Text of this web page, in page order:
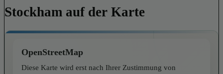
Stockham auf der Karte
OpenStreetMap
Diese Karte wird erst nach Ihrer Zustimmung von